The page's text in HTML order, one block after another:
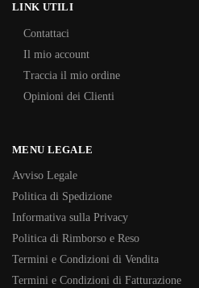
LINK UTILI
Contattaci
Il mio account
Traccia il mio ordine
Opinioni dei Clienti
MENU LEGALE
Avviso Legale
Politica di Spedizione
Informativa sulla Privacy
Politica di Rimborso e Reso
Termini e Condizioni di Vendita
Termini e Condizioni di Fatturazione